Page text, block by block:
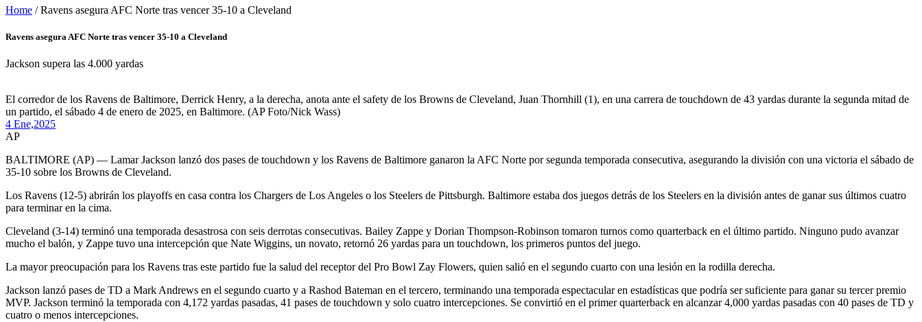
Home / Ravens asegura AFC Norte tras vencer 35-10 a Cleveland
Ravens asegura AFC Norte tras vencer 35-10 a Cleveland
Jackson supera las 4.000 yardas
El corredor de los Ravens de Baltimore, Derrick Henry, a la derecha, anota ante el safety de los Browns de Cleveland, Juan Thornhill (1), en una carrera de touchdown de 43 yardas durante la segunda mitad de
un partido, el sábado 4 de enero de 2025, en Baltimore. (AP Foto/Nick Wass)
4 Ene,2025
AP
BALTIMORE (AP) — Lamar Jackson lanzó dos pases de touchdown y los Ravens de Baltimore ganaron la AFC Norte por segunda temporada consecutiva, asegurando la división con una victoria el sábado de
35-10 sobre los Browns de Cleveland.
Los Ravens (12-5) abrirán los playoffs en casa contra los Chargers de Los Angeles o los Steelers de Pittsburgh. Baltimore estaba dos juegos detrás de los Steelers en la división antes de ganar sus últimos cuatro
para terminar en la cima.
Cleveland (3-14) terminó una temporada desastrosa con seis derrotas consecutivas. Bailey Zappe y Dorian Thompson-Robinson tomaron turnos como quarterback en el último partido. Ninguno pudo avanzar
mucho el balón, y Zappe tuvo una intercepción que Nate Wiggins, un novato, retornó 26 yardas para un touchdown, los primeros puntos del juego.
La mayor preocupación para los Ravens tras este partido fue la salud del receptor del Pro Bowl Zay Flowers, quien salió en el segundo cuarto con una lesión en la rodilla derecha.
Jackson lanzó pases de TD a Mark Andrews en el segundo cuarto y a Rashod Bateman en el tercero, terminando una temporada espectacular en estadísticas que podría ser suficiente para ganar su tercer premio
MVP. Jackson terminó la temporada con 4,172 yardas pasadas, 41 pases de touchdown y solo cuatro intercepciones. Se convirtió en el primer quarterback en alcanzar 4,000 yardas pasadas con 40 pases de TD y
cuatro o menos intercepciones.